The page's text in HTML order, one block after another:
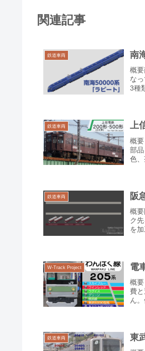
関連記事
鉄道車両 南
概
な
3種
鉄道車両 上
概
部
色
鉄道車両 阪
概
ク
を
W-Track Project 電
概
費
ん
鉄道車両 東